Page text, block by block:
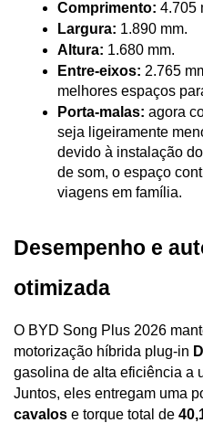
Comprimento: 4.705
Largura: 1.890 mm.
Altura: 1.680 mm.
Entre-eixos: 2.765
melhores espaços
Porta-malas: agora
seja ligeiramente
devido à instalação
de som, o espaço
viagens em família.
Desempenho e
otimizada
O BYD Song Plus 2026
motorização híbrida plug-in
gasolina de alta eficiência a
Juntos, eles entregam uma
cavalos e torque total de